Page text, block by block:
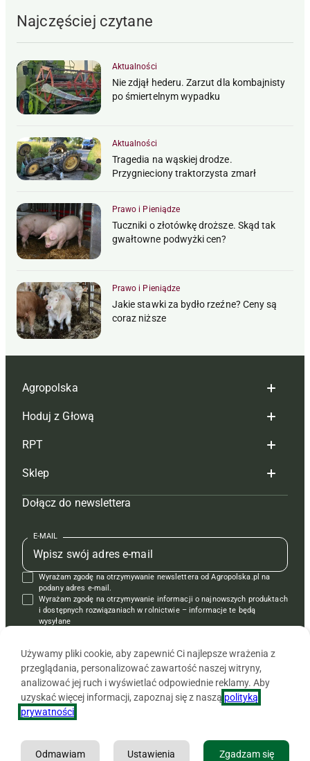
Najczęściej czytane
Aktualności
Nie zdjął hederu. Zarzut dla kombajnisty
po śmiertelnym wypadku
Aktualności
Tragedia na wąskiej drodze.
Przygnieciony traktorzysta zmarł
Prawo i Pieniądze
Tuczniki o złotówkę droższe. Skąd tak
gwałtowne podwyżki cen?
Prawo i Pieniądze
Jakie stawki za bydło rzeźne? Ceny są
coraz niższe
Agropolska
Redakcja
Reklama
Tagi
Mapa serwisu
Kontakt
Regulamin
Polityka prywatności
Hoduj z Głową
Hoduj z głową bydło
Hoduj z głową świnie
Prenumerata
Redakcja
Kontakt
Reklama
RPT
Redakcja
Prenumerata
Reklama
Kontakt
Krzyżówki
Sklep
Czasopisma i prenumerata
Książki
Regulamin
Dołącz do newslettera
E-MAIL
Wyrażam zgodę na otrzymywanie newslettera od Agropolska.pl na
podany adres e-mail.
Wyrażam zgodę na otrzymywanie informacji o najnowszych produktach
i dostępnych rozwiązaniach w rolnictwie – informacje te będą
wysyłane
Copyright © 2026 Agencja Promocji Rolnictwa i Agrobiznesu APRA
Używamy pliki cookie, aby zapewnić Ci najlepsze wrażenia z
przeglądania, personalizować zawartość naszej witryny,
analizować jej ruch i wyświetlać odpowiednie reklamy. Aby
uzyskać więcej informacji, zapoznaj się z naszą polityką
prywatności
Zgadzam się
Ustawienia
Odmawiam